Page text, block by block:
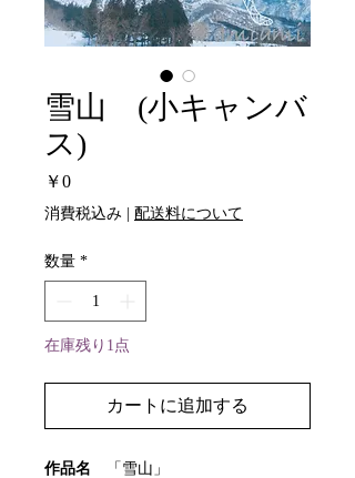
雪山 (小キャンバ
ス)
￥0価
格
消費税込み | 配送料について
数量 *
在庫残り1点
カートに追加する
作品名 「雪山」